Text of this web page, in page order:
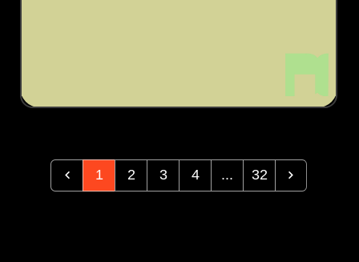
1 2 3 4 ... 32